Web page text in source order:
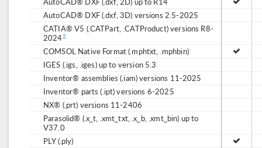
AutoCAD® DXF (.dxf, 3D) versions 2.5-2025
CATIA® V5 (.CATPart, .CATProduct) versions R8-
20242
COMSOL Native Format (.mphtxt, .mphbin)
IGES (.igs, .iges) up to version 5.3
Inventor® assemblies (.iam) versions 11-2025
Inventor® parts (.ipt) versions 6-2025
NX® (.prt) versions 11-2406
Parasolid® (.x_t, .xmt_txt, .x_b, .xmt_bin) up to
V37.0
PLY (.ply)